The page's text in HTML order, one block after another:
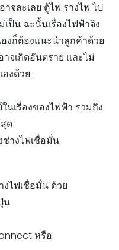
จละเลย ตู้ไฟ รางไฟ ไป
เป็น ฉะนั้นเรื่องไฟฟ้าจึง
งก็ต้องแนะนำลูกค้าด้วย
าจเกิดอันตราย และไม่
งด้วย
นเรื่องของไฟฟ้า รวมถึง
ด
างไฟเชื่อมั่น
ไฟเชื่อมั่น ด้วย
น
หรือ